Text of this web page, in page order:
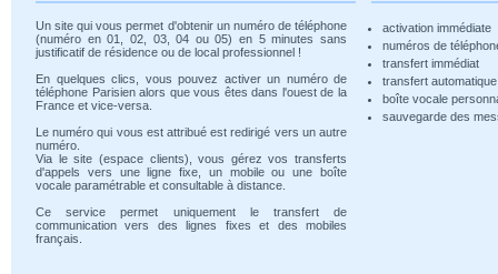
Un site qui vous permet d'obtenir un numéro de téléphone
(numéro en 01, 02, 03, 04 ou 05) en 5 minutes sans
justificatif de résidence ou de local professionnel !
En quelques clics, vous pouvez activer un numéro de
téléphone Parisien alors que vous êtes dans l'ouest de la
France et vice-versa.
Le numéro qui vous est attribué est redirigé vers un autre
numéro.
Via le site (espace clients), vous gérez vos transferts
d'appels vers une ligne fixe, un mobile ou une boîte
vocale paramétrable et consultable à distance.
Ce service permet uniquement le transfert de
communication vers des lignes fixes et des mobiles
français.
activation immédiate
numéros de
transfert immédiat
transfert
boîte vocale
sauvegarde des